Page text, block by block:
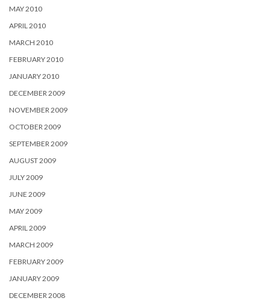
MAY 2010
APRIL 2010
MARCH 2010
FEBRUARY 2010
JANUARY 2010
DECEMBER 2009
NOVEMBER 2009
OCTOBER 2009
SEPTEMBER 2009
AUGUST 2009
JULY 2009
JUNE 2009
MAY 2009
APRIL 2009
MARCH 2009
FEBRUARY 2009
JANUARY 2009
DECEMBER 2008